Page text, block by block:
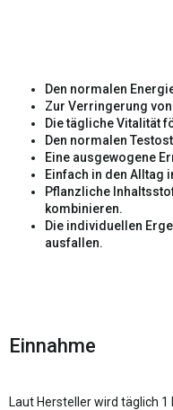
Den normalen
Zur Verringerung
Die tägliche Vitalität
Den normalen
Eine ausgewogene
Einfach in den Alltag
Pflanzliche
kombinieren.
Die individuellen
ausfallen.
Einnahme
Laut Hersteller wird täglich